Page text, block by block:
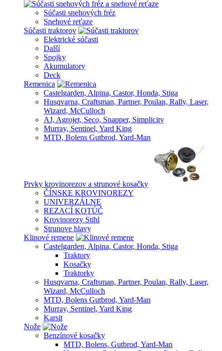
Súčasti snehových fréz
Snehové reťaze
Súčasti traktorov
Elektrické súčasti
Další
Spojky
Akumulatory
Deck
Remenica
Castelgarden, Alpina, Castor, Honda, Stiga
Husqvarna, Craftsman, Partner, Poulan, Rally, Laser,
Wizard, McCulloch
AJ, Agrojet, Seco, Snapper, Simplicity
Murray, Sentinel, Yard King
MTD, Bolens Gutbrod, Yard-Man
Prvky krovinorezov a strunové kosačky
ČÍNSKE KROVINOREZY
UNIVERZÁLNE
REZACÍ KOTÚČ
Krovinorezy Stihl
Strunove hlavy
Klinové remene
Castelgarden, Alpina, Castor, Honda, Stiga
Traktory
Kosačky
Traktorky
Husqvarna, Craftsman, Partner, Poulan, Rally, Laser,
Wizard, McCulloch
MTD, Bolens Gutbrod, Yard-Man
Murray, Sentinel, Yard King
Karsit
Nože
Benzínové kosačky
MTD, Bolens, Gutbrod, Yard-Man